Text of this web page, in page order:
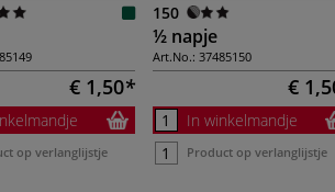
€ 1,50
op verlanglijstje
150
½ napje
Art.No.: 37485150
€
In winkelmandje
Product op verlanglijstje